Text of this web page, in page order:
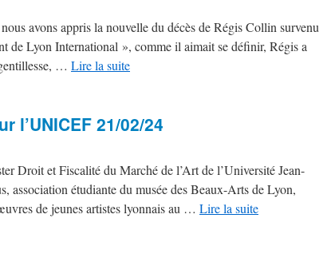
avons appris la nouvelle du décès de Régis Collin survenu
de Lyon International », comme il aimait se définir, Régis a
… Lire la suite
l’UNICEF 21/02/24
Droit et Fiscalité du Marché de l’Art de l’Université Jean-
association étudiante du musée des Beaux-Arts de Lyon,
de jeunes artistes lyonnais au … Lire la suite